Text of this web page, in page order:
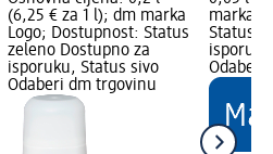
(6,25 € za 1 l); dm marka
Logo; Dostupnost: Status
zeleno Dostupno za
isporuku, Status sivo
Odaberi dm trgovinu
marka
Status
Odaberi